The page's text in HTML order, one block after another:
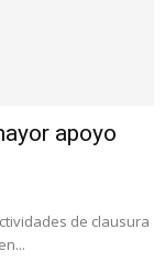
apoyo
de clausura